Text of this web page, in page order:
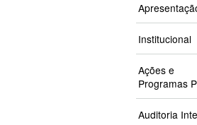
Institucional
Ações e
Programas
Auditoria